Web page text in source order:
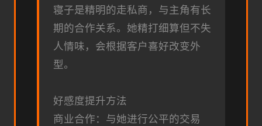
寝子是精明的走私商，与主角有长
期的合作关系。她精打细算但不失
人情味，会根据客户喜好改变外
型。
好感度提升方法
商业合作：与她进行公平的交易